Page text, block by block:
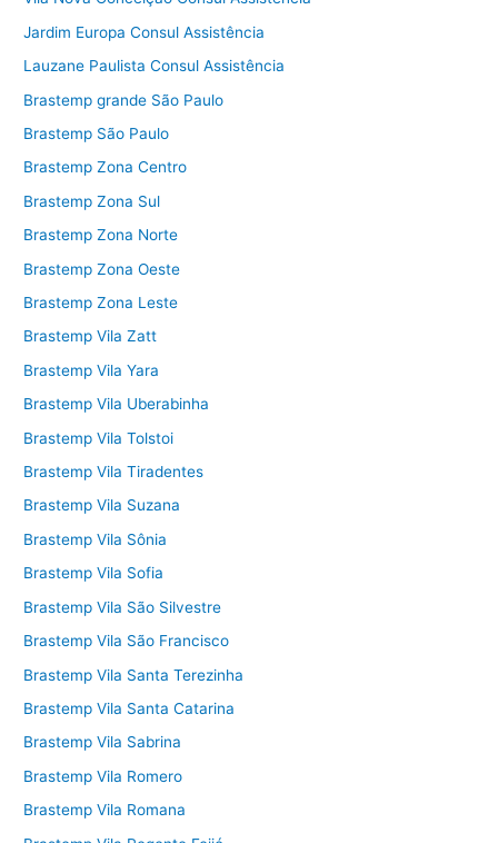
Jardim Europa Consul Assistência
Lauzane Paulista Consul Assistência
Brastemp grande São Paulo
Brastemp São Paulo
Brastemp Zona Centro
Brastemp Zona Sul
Brastemp Zona Norte
Brastemp Zona Oeste
Brastemp Zona Leste
Brastemp Vila Zatt
Brastemp Vila Yara
Brastemp Vila Uberabinha
Brastemp Vila Tolstoi
Brastemp Vila Tiradentes
Brastemp Vila Suzana
Brastemp Vila Sônia
Brastemp Vila Sofia
Brastemp Vila São Silvestre
Brastemp Vila São Francisco
Brastemp Vila Santa Terezinha
Brastemp Vila Santa Catarina
Brastemp Vila Sabrina
Brastemp Vila Romero
Brastemp Vila Romana